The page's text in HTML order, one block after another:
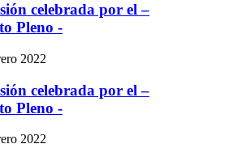
celebrada por el –
Pleno -
2022
celebrada por el –
Pleno -
2022